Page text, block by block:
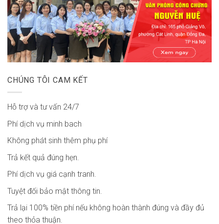
CHÚNG TÔI CAM KẾT
Hỗ trợ và tư vấn 24/7
Phí dịch vụ minh bach
Không phát sinh thêm phụ phí
Trả kết quả đúng hẹn.
Phí dịch vụ giá cạnh tranh.
Tuyệt đối bảo mật thông tin.
Trả lại 100% tiền phí nếu không hoàn thành đúng và đầy đủ
theo thỏa thuận.